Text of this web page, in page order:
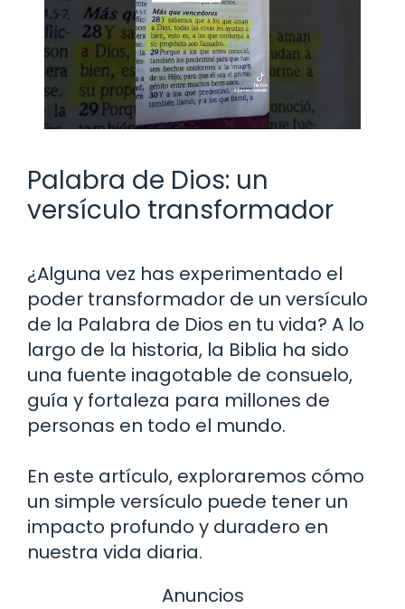
Palabra de Dios: un
versículo transformador
¿Alguna vez has experimentado el
poder transformador de un versículo
de la Palabra de Dios en tu vida? A lo
largo de la historia, la Biblia ha sido
una fuente inagotable de consuelo,
guía y fortaleza para millones de
personas en todo el mundo.
En este artículo, exploraremos cómo
un simple versículo puede tener un
impacto profundo y duradero en
nuestra vida diaria.
Anuncios